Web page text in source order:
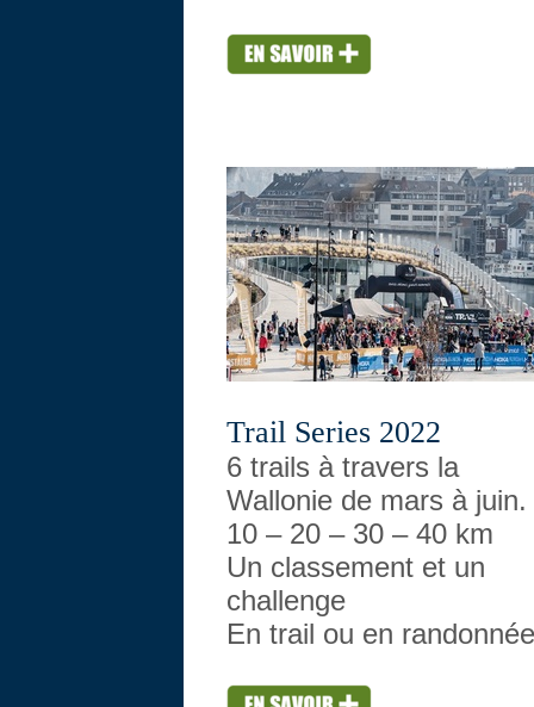
Trail Series 2022
6 trails à travers la
Wallonie de mars à juin.
10 – 20 – 30 – 40 km
Un classement et un
challenge
En trail ou en